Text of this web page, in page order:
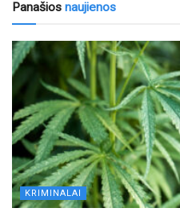
Panašios naujienos
KRIMINALAI